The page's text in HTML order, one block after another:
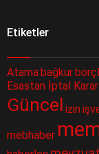
Etiketler
Atamabağkur
Esastan İptal
Güncel izin
mebhaber